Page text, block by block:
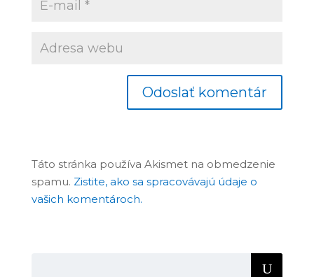
Táto stránka používa Akismet na obmedzenie
spamu. Zistite, ako sa spracovávajú údaje o
vašich komentároch.